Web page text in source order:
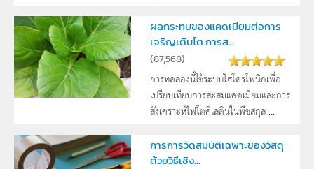
ผลกระทบของแคดเมียมต่อการ
เจริญเติบโต การส...
(87,568)
การทดลองนี้ใช้ระบบไฮโดรโพนิกเพื่อ
เปรียบเทียบการสะสมแคดเมียมและการ
สังเคราะห์ไฟโตคีเลตินในพืชสกุล ...
การการวัดสมบัติเฉพาะของวัสดุ
ด้วยวิธีเชิง...